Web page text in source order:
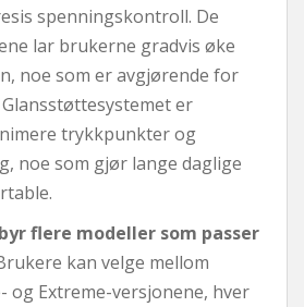
spenningskontroll. De
lar brukerne gradvis øke
noe som er avgjørende for
er
trykkpunkter og
noe som gjør lange daglige
flere modeller som passer
kan velge mellom
og Extreme-versjonene, hver